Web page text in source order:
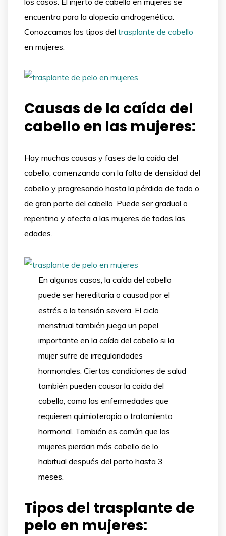
encuentra para la alopecia androgenética.
Conozcamos los tipos del trasplante de cabello
en mujeres.
Causas de la caída del
cabello en las mujeres:
Hay muchas causas y fases de la caída del
cabello, comenzando con la falta de densidad del
cabello y progresando hasta la pérdida de todo o
de gran parte del cabello. Puede ser gradual o
repentino y afecta a las mujeres de todas las
edades.
En algunos casos, la caída del cabello
puede ser hereditaria o causad por el
estrés o la tensión severa. El ciclo
menstrual también juega un papel
importante en la caída del cabello si la
mujer sufre de irregularidades
hormonales. Ciertas condiciones de salud
también pueden causar la caída del
cabello, como las enfermedades que
requieren quimioterapia o tratamiento
hormonal. También es común que las
mujeres pierdan más cabello de lo
habitual después del parto hasta 3
meses.
Tipos del trasplante de
pelo en mujeres: